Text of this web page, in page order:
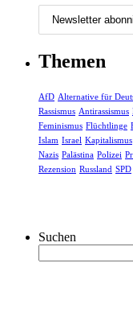
Themen
AfD Alternative für
Rassismus Antirassismus
Feminismus Flüchtlinge
Islam Israel Kapitalismus
Nazis Palästina Polizei
Rezension Russland SPD
Suchen